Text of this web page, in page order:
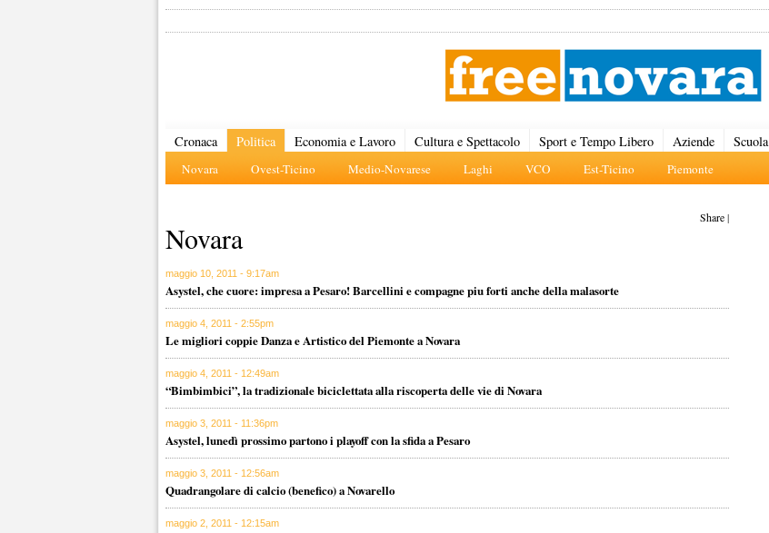
Cronaca Politica
Novara Ovest-Ticino Medio-Novarese Laghi VCO Est-Ticino Piemonte
Economia e Lavoro Cultura e Spettacolo Sport e Tempo Libero Aziende Scuola
Share|
Novara
maggio 10, 2011 - 9:17am
Asystel, che cuore: impresa a Pesaro! Barcellini e compagne piu forti anche della malasorte
maggio 4, 2011 - 2:55pm
Le migliori coppie Danza e Artistico del Piemonte a Novara
maggio 4, 2011 - 12:49am
“Bimbimbici”, la tradizionale biciclettata alla riscoperta delle vie di Novara
maggio 3, 2011 - 11:36pm
Asystel, lunedì prossimo partono i playoff con la sfida a Pesaro
maggio 3, 2011 - 12:56am
Quadrangolare di calcio (benefico) a Novarello
maggio 2, 2011 - 12:15am